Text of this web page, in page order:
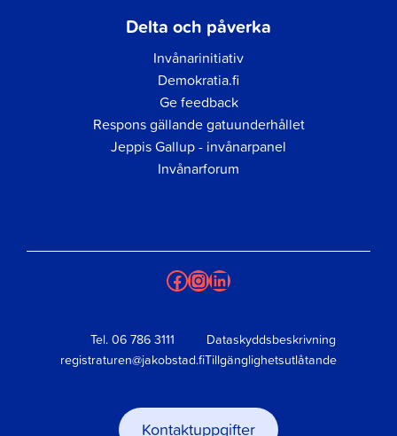
Delta och påverka
Invånarinitiativ
Demokratia.fi
Ge feedback
Respons gällande gatuunderhållet
Jeppis Gallup - invånarpanel
Invånarforum
Facebook
Instagram
LinkedIn
Tel. 06 786 3111
registraturen@jakobstad.fi
Dataskyddsbeskrivning
Tillgänglighetsutlåtande
Kontaktuppgifter